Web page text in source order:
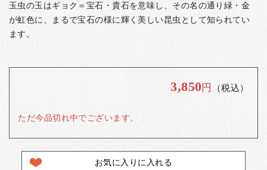
玉虫の玉はギョク＝宝石・貴石を意味し、その名の通り緑・金
が虹色に、まるで宝石の様に輝く美しい昆虫として知られてい
ます。
3,850円 （税込）
ただ今品切れ中でございます。
お気に入りに入れる